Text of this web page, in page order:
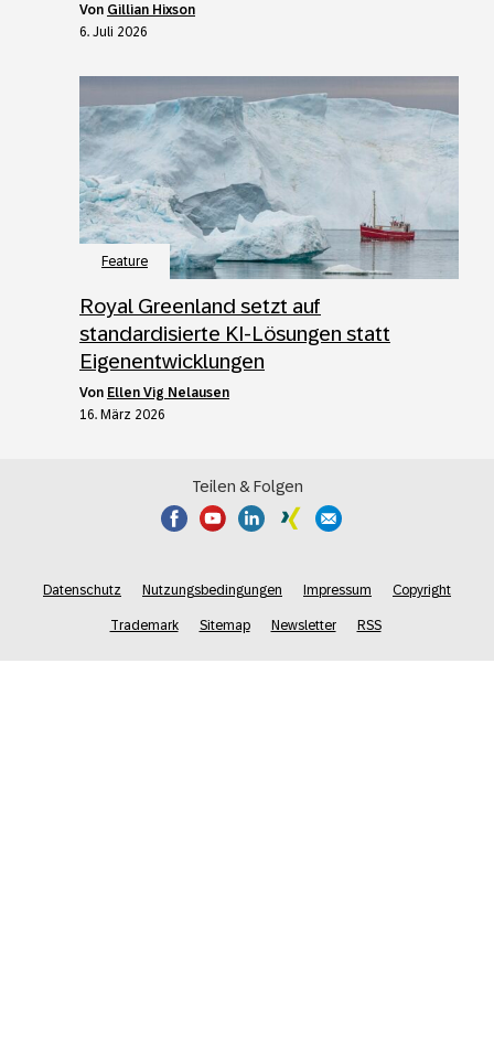
von Gillian Hixson
6. Juli 2026
Feature
Royal Greenland setzt auf
standardisierte KI-Lösungen statt
Eigenentwicklungen
von Ellen Vig Nelausen
16. März 2026
Teilen & Folgen
Datenschutz Nutzungsbedingungen Impressum Copyright
Trademark Sitemap Newsletter RSS